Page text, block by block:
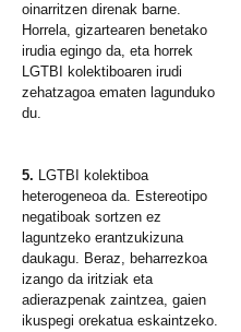
oinarritzen direnak barne.
Horrela, gizartearen benetako
irudia egingo da, eta horrek
LGTBI kolektiboaren irudi
zehatzagoa ematen lagunduko
du.
5. LGTBI kolektiboa
heterogeneoa da. Estereotipo
negatiboak sortzen ez
laguntzeko erantzukizuna
daukagu. Beraz, beharrezkoa
izango da iritziak eta
adierazpenak zaintzea, gaien
ikuspegi orekatua eskaintzeko.